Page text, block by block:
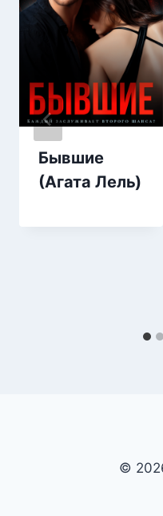
Бывшие
(Агата Лель)
©